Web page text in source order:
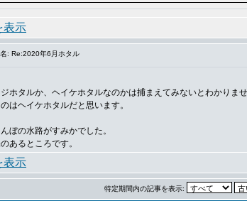
: Re:2020年6月ホタル
ホタルか、ヘイケホタルなのかは捕まえてみないとわかりませ
はヘイケホタルだと思います。
ぼの水路がすみかでした。
あるところです。
特定期間内の記事を表示: